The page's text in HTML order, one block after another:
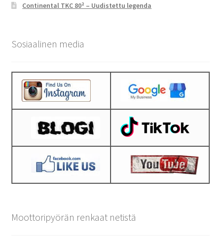
Continental TKC 80² – Uudistettu legenda
Sosiaalinen media
Moottoripyörän renkaat netistä